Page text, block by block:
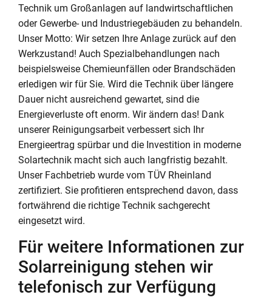
Technik um Großanlagen auf landwirtschaftlichen
oder Gewerbe- und Industriegebäuden zu behandeln.
Unser Motto: Wir setzen Ihre Anlage zurück auf den
Werkzustand! Auch Spezialbehandlungen nach
beispielsweise Chemieunfällen oder Brandschäden
erledigen wir für Sie. Wird die Technik über längere
Dauer nicht ausreichend gewartet, sind die
Energieverluste oft enorm. Wir ändern das! Dank
unserer Reinigungsarbeit verbessert sich Ihr
Energieertrag spürbar und die Investition in moderne
Solartechnik macht sich auch langfristig bezahlt.
Unser Fachbetrieb wurde vom TÜV Rheinland
zertifiziert. Sie profitieren entsprechend davon, dass
fortwährend die richtige Technik sachgerecht
eingesetzt wird.
Für weitere Informationen zur
Solarreinigung stehen wir
telefonisch zur Verfügung